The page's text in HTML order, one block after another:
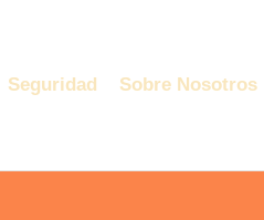
Seguridad Sobre Nosotros